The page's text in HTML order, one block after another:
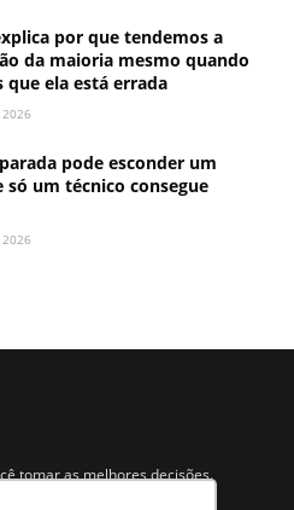
por que tendemos a
da maioria mesmo quando
que ela está errada
2026
pode esconder um
só um técnico consegue
2026
tomar as melhores decisões.